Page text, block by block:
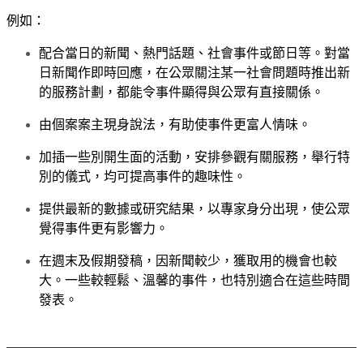
例如：
配合當日的新聞、熱門話題、社會事件或節日等。對當
日新聞作即時回應，在公眾關注某一社會問題時推出新
的服務計劃，都能令事件顯得與公眾有直接關係。
由個案案主現身說法，有助使事件更富人情味。
加插一些別開生面的活動，安排參觀有關服務，舉行特
別的儀式，均可提高事件的趣味性。
提供最新的數據或研究結果，以專家身分出現，使公眾
覺得事件更有影響力。
在週末及假期發稿，因新聞較少，獲取用的機會也較
大。一些較輕鬆、溫馨的事件，也特別適合在這些時間
發表。